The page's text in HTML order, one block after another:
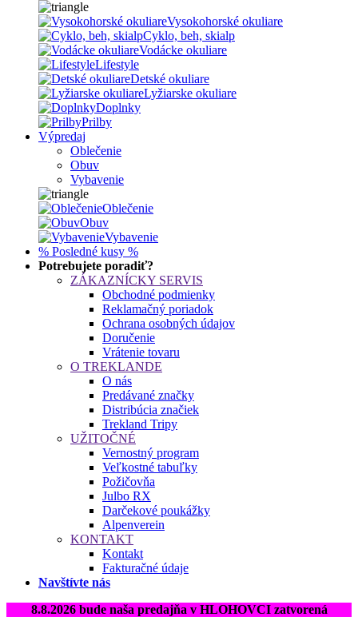
Vysokohorské okuliare
Cyklo, beh, skialp
Vodácke okuliare
Lifestyle
Detské okuliare
Lyžiarske okuliare
Doplnky
Prilby
Výpredaj
Oblečenie
Obuv
Vybavenie
Oblečenie
Obuv
Vybavenie
% Posledné kusy %
Potrebujete poradiť?
ZÁKAZNÍCKY SERVIS
Obchodné podmienky
Reklamačný poriadok
Ochrana osobných údajov
Doručenie
Vrátenie tovaru
O TREKLANDE
O nás
Predávané značky
Distribúcia značiek
Trekland Tripy
UŽITOČNÉ
Vernostný program
Veľkostné tabuľky
Požičovňa
Julbo RX
Darčekové poukážky
Alpenverein
KONTAKT
Kontakt
Fakturačné údaje
Navštívte nás
8.8.2026 bude naša predajňa v HLOHOVCI zatvorená